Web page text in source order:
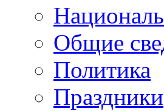
Общие
Политика
Праздники